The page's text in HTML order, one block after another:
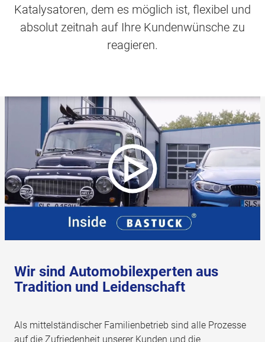
Katalysatoren, dem es möglich ist, flexibel und
absolut zeitnah auf Ihre Kundenwünsche zu
reagieren.
Wir sind Automobilexperten aus
Tradition und Leidenschaft
Als mittelständischer Familienbetrieb sind alle Prozesse
auf die Zufriedenheit unserer Kunden und die